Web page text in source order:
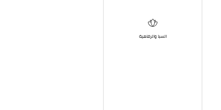
السبا والرفاهية